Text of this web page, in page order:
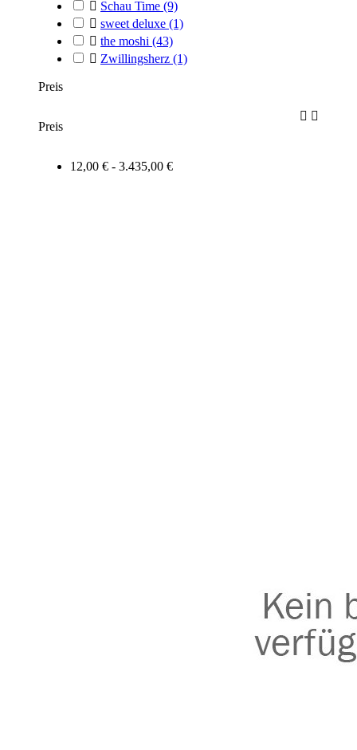
 Schau Time (9)
 sweet deluxe (1)
 the moshi (43)
 Zwillingsherz (1)
Preis
Preis
 
12,00 € - 3.435,00 €